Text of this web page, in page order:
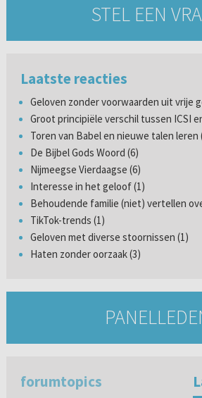
STEL EEN
Laatste reacties
Geloven zonder voorwaarden uit vrije
Groot principiële verschil tussen ICSI
Toren van Babel en nieuwe talen leren
De Bijbel Gods Woord (6)
Nijmeegse Vierdaagse (6)
Interesse in het geloof (1)
Behoudende familie (niet) vertellen
TikTok-trends (1)
Geloven met diverse stoornissen (1)
Haten zonder oorzaak (3)
forumtopics